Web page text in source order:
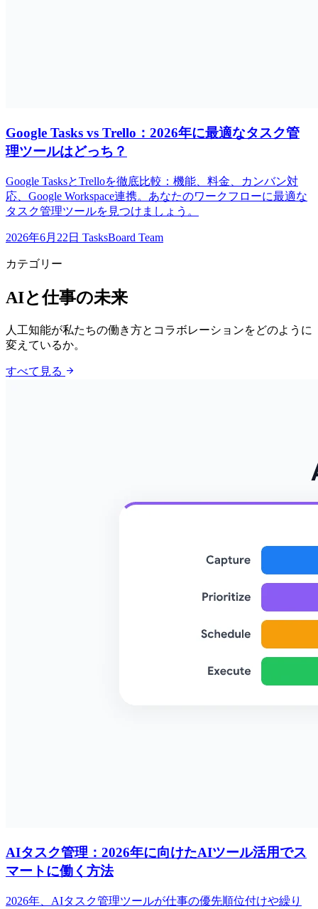
Google Tasks vs Trello：2026年に最適なタスク管
理ツールはどっち？
Google TasksとTrelloを徹底比較：機能、料金、カンバン対
応、Google Workspace連携。あなたのワークフローに最適な
タスク管理ツールを見つけましょう。
2026年6月22日 TasksBoard Team
カテゴリー
AIと仕事の未来
人工知能が私たちの働き方とコラボレーションをどのように
変えているか。
すべて見る arrow_forward
AIタスク管理：2026年に向けたAIツール活用でス
マートに働く方法
2026年、AIタスク管理ツールが仕事の優先順位付けや繰り